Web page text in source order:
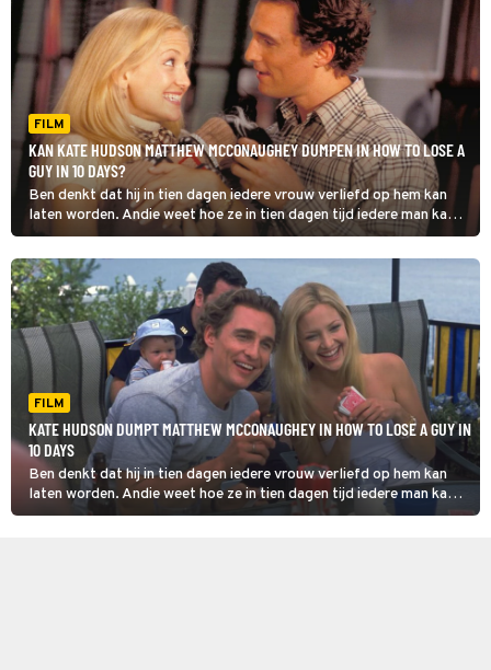
FILM
KAN KATE HUDSON MATTHEW MCCONAUGHEY DUMPEN IN HOW TO LOSE A
GUY IN 10 DAYS?
Ben denkt dat hij in tien dagen iedere vrouw verliefd op hem kan
laten worden. Andie weet hoe ze in tien dagen tijd iedere man kan
dumpen. Wat gebeurt er als ze hun ideeën op elkaar gaan
uitproberen in How to Lose a Guy in 10 Days?
FILM
KATE HUDSON DUMPT MATTHEW MCCONAUGHEY IN HOW TO LOSE A GUY IN
10 DAYS
Ben denkt dat hij in tien dagen iedere vrouw verliefd op hem kan
laten worden. Andie weet hoe ze in tien dagen tijd iedere man kan
dumpen. Wat gebeurt er als ze hun ideeën op elkaar gaan